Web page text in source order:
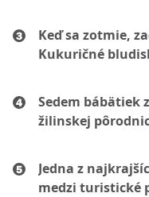
Keď sa zotmie,
Kukuričné
Sedem bábätiek
žilinskej
Jedna z
medzi turistické